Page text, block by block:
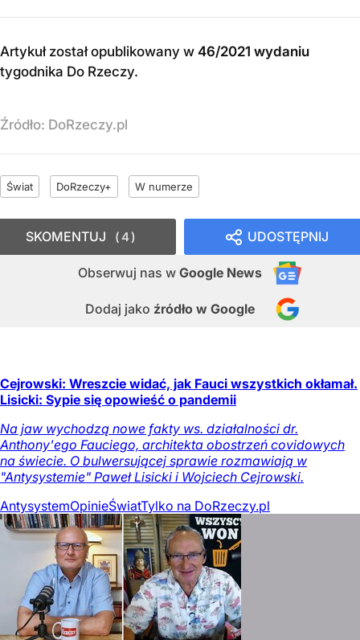
Artykuł został opublikowany w 46/2021 wydaniu
tygodnika Do Rzeczy.
Źródło: DoRzeczy.pl
Świat DoRzeczy+ W numerze
UDOSTĘPNIJ
Obserwuj nas w Google News
Dodaj jako źródło w Google
SKOMENTUJ 4
Cejrowski: Wreszcie widać, jak Fauci wszystkich okłamał.
Lisicki: Sypie się opowieść o pandemii
Na jaw wychodzą nowe fakty ws. działalności dr.
Anthony'ego Fauciego, architekta obostrzeń covidowych
na świecie. O bulwersującej sprawie rozmawiają w
"Antysystemie" Paweł Lisicki i Wojciech Cejrowski.
AntysystemOpinieŚwiatTylko na DoRzeczy.pl